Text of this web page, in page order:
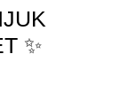
✨